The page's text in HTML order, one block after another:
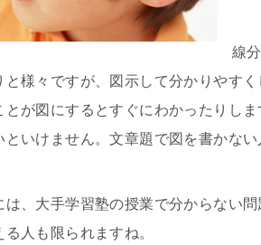
線
と様々ですが、図示して分かりやす
とが図にするとすぐにわかったりし
といけません。文章題で図を書かな
は、大手学習塾の授業で分からない
る人も限られますね。